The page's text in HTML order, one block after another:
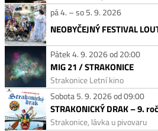
pá 4. – so 5. 9. 2026
NEOBYČEJNÝ FESTIVAL
Pátek 4. 9. 2026 od 20:00
MIG 21 / STRAKONICE
Strakonice Letní kino
Sobota 5. 9. 2026 od 09:00
STRAKONICKÝ DRAK – 9.
Strakonice, lávka u pivovaru